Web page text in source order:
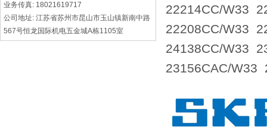
业务传真: 18021619717
公司地址: 江苏省苏州市昆山市玉山镇新南中路
567号恒龙国际机电五金城A栋1105室
22214CC/W33
22208CC/W33
24138CC/W33
23156CAC/W33